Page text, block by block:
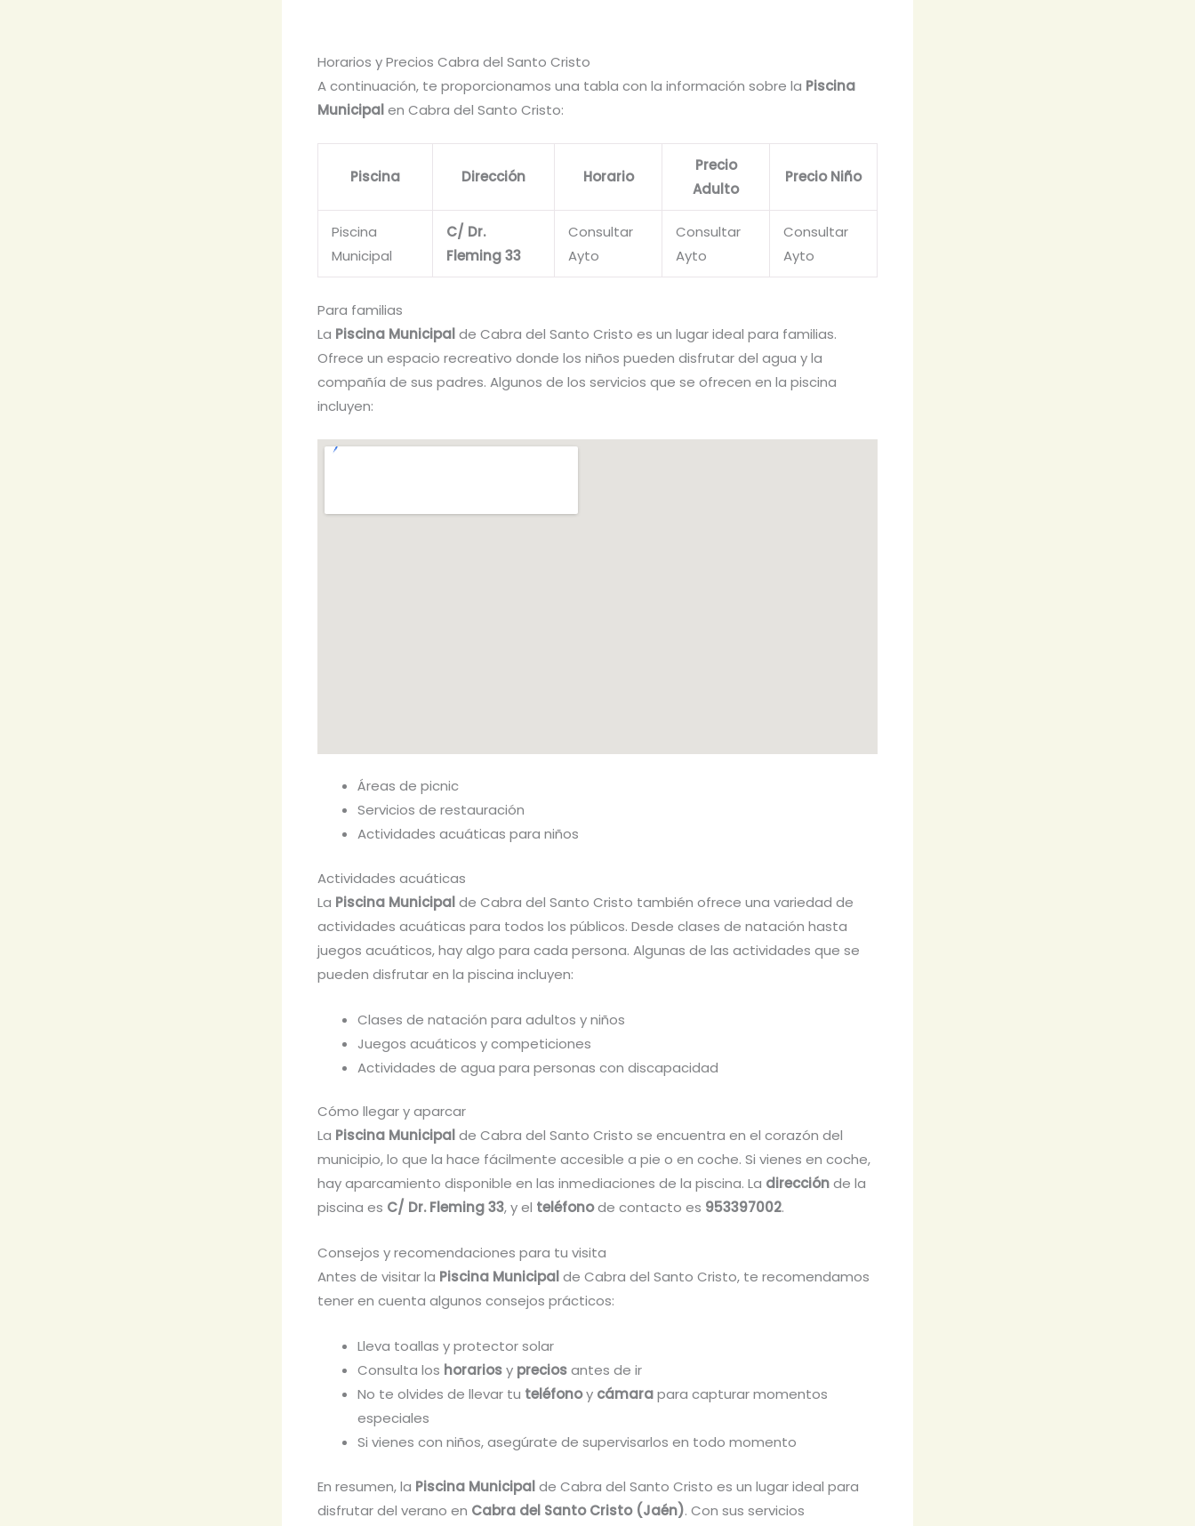
Horarios y Precios Cabra del Santo Cristo
A continuación, te proporcionamos una tabla con la información sobre la Piscina
Municipal en Cabra del Santo Cristo:
Piscina Dirección Horario
Precio
Adulto
Precio Niño
Piscina
Municipal
C/ Dr.
Fleming 33
Consultar
Ayto
Consultar
Ayto
Consultar
Ayto
Para familias
La Piscina Municipalde Cabra del Santo Cristo es un lugar ideal para familias.
Ofrece un espacio recreativo donde los niños pueden disfrutar del agua y la
compañía de sus padres. Algunos de los servicios que se ofrecen en la piscina
incluyen:
Áreas de picnic
Servicios de restauración
Actividades acuáticas para niños
Actividades acuáticas
La Piscina Municipal de Cabra del Santo Cristo también ofrece una variedad de
actividades acuáticas para todos los públicos. Desde clases de natación hasta
juegos acuáticos, hay algo para cada persona. Algunas de las actividades que se
pueden disfrutar en la piscina incluyen:
Clases de natación para adultos y niños
Juegos acuáticos y competiciones
Actividades de agua para personas con discapacidad
Cómo llegar y aparcar
La Piscina Municipalde Cabra del Santo Cristo se encuentra en el corazón del
municipio, lo que la hace fácilmente accesible a pie o en coche. Si vienes en coche,
hay aparcamiento disponible en las inmediaciones de la piscina. La direcciónde la
piscina es C/ Dr. Fleming 33, y el teléfonode contacto es 953397002.
Consejos y recomendaciones para tu visita
Antes de visitar la Piscina Municipalde Cabra del Santo Cristo, te recomendamos
tener en cuenta algunos consejos prácticos:
Lleva toallas y protector solar
Consulta los horariosy preciosantes de ir
No te olvides de llevar tu teléfonoy cámarapara capturar momentos
especiales
Si vienes con niños, asegúrate de supervisarlos en todo momento
En resumen, la Piscina Municipal de Cabra del Santo Cristo es un lugar ideal para
disfrutar del verano en Cabra del Santo Cristo (Jaén). Con sus servicios